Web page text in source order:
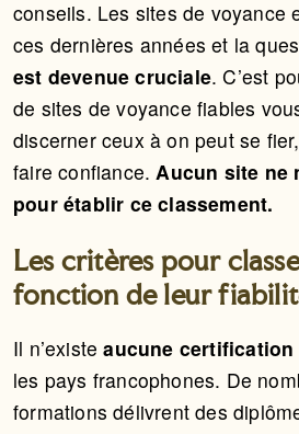
conseils. Les sites de voyance
ces dernières années et la
est devenue cruciale. C’est
de sites de voyance fiables
discerner ceux à on peut se
faire confiance. Aucun site ne
pour établir ce classement.
Les critères pour
fonction de leur
Il n’existeaucune certification
les pays francophones. De
formations délivrent des